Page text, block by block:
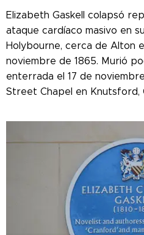
Elizabeth Gaskell colapsó
ataque cardíaco masivo en
Holybourne, cerca de Alton
noviembre de 1865. Murió
enterrada el 17 de
Street Chapel en Knutsford,